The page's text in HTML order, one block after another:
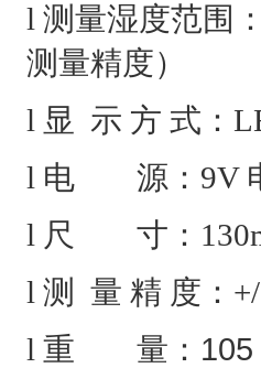
l 测量湿度范围
测量精度）
l 显 示 方 式： L
l 电 源： 9V
l 尺 寸： 1
l 测 量 精 度 ：
l 重 量： 105